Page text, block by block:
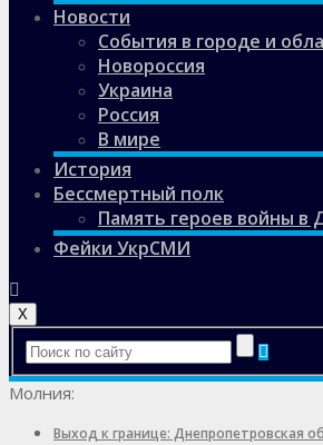
Новости
События в городе и
Новороссия
Украина
Россия
В мире
История
Бессмертный полк
Память героев войны в
Фейки УкрСМИ
X
Молния:
Выход к границе: Днепропетровская